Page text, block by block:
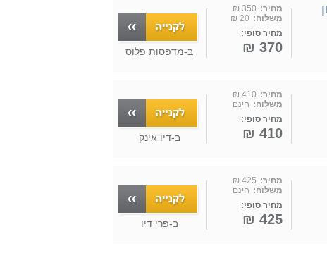
מחיר: 350 ₪
משלוח: 20 ₪
מחיר סופי:
370 ₪ ב-מדפסות פלוס
מחיר: 410 ₪
משלוח: חינם
מחיר סופי:
410 ₪ ב-דיו אינק
מחיר: 425 ₪
משלוח: חינם
מחיר סופי:
425 ₪ ב-פרי דיו